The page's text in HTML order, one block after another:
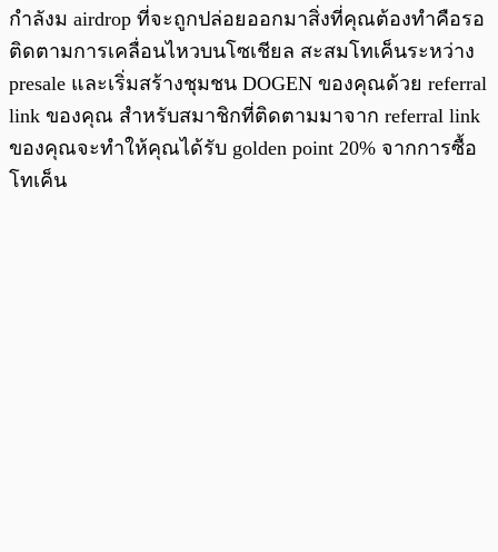
กำลังม airdrop ที่จะถูกปล่อยออกมาสิ่งที่คุณต้องทำคือรอ
ติดตามการเคลื่อนไหวบนโซเชียล สะสมโทเค็นระหว่าง
presale และเริ่มสร้างชุมชน DOGEN ของคุณด้วย referral
link ของคุณ สำหรับสมาชิกที่ติดตามมาจาก referral link
ของคุณจะทำให้คุณได้รับ golden point 20% จากการซื้อ
โทเค็น